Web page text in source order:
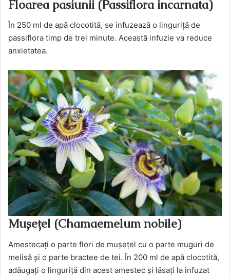
Floarea pasiunii (Passiflora incarnata)
În 250 ml de apă clocotită, se infuzează o linguriță de
passiflora timp de trei minute. Această infuzie va reduce
anxietatea.
Mușețel (Chamaemelum nobile)
Amestecați o parte flori de mușețel cu o parte muguri de
melisă și o parte bractee de tei. În 200 ml de apă clocotită,
adăugați o linguriță din acest amestec și lăsați la infuzat